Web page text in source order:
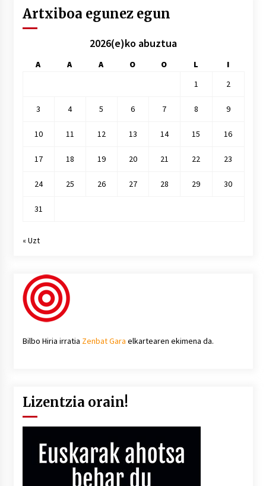
Artxiboa egunez egun
2026(e)ko abuztua
A A A O O L
I
1
2
3 4 5 6 7 8 9
10 11 12 13 14 15 16
17 18 19 20 21 22 23
24 25 26 27 28 29 30
31
« Uzt
Bilbo Hiria irratia Zenbat Gara elkartearen ekimena da.
Lizentzia orain!